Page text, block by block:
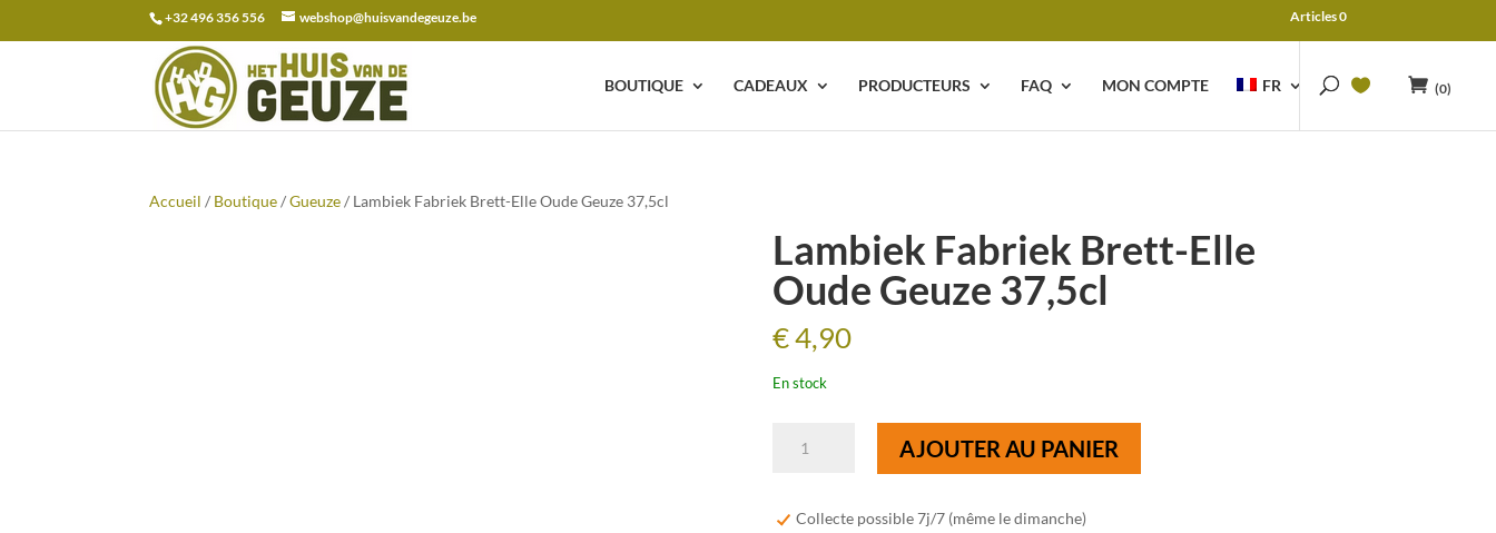
+32 496 356 556 webshop@huisvandegeuze.be Articles 0
BOUTIQUE CADEAUX PRODUCTEURS FAQ MON COMPTE FR (0)
Recherche
pour :
Accueil / Boutique/Gueuze/ Lambiek Fabriek Brett-Elle Oude Geuze 37,5cl
Lambiek Fabriek Brett-Elle
Oude Geuze 37,5cl
€4,90
En stock
Fabriek
AJOUTER AU PANIER
Collecte possible 7j/7 (même le dimanche)